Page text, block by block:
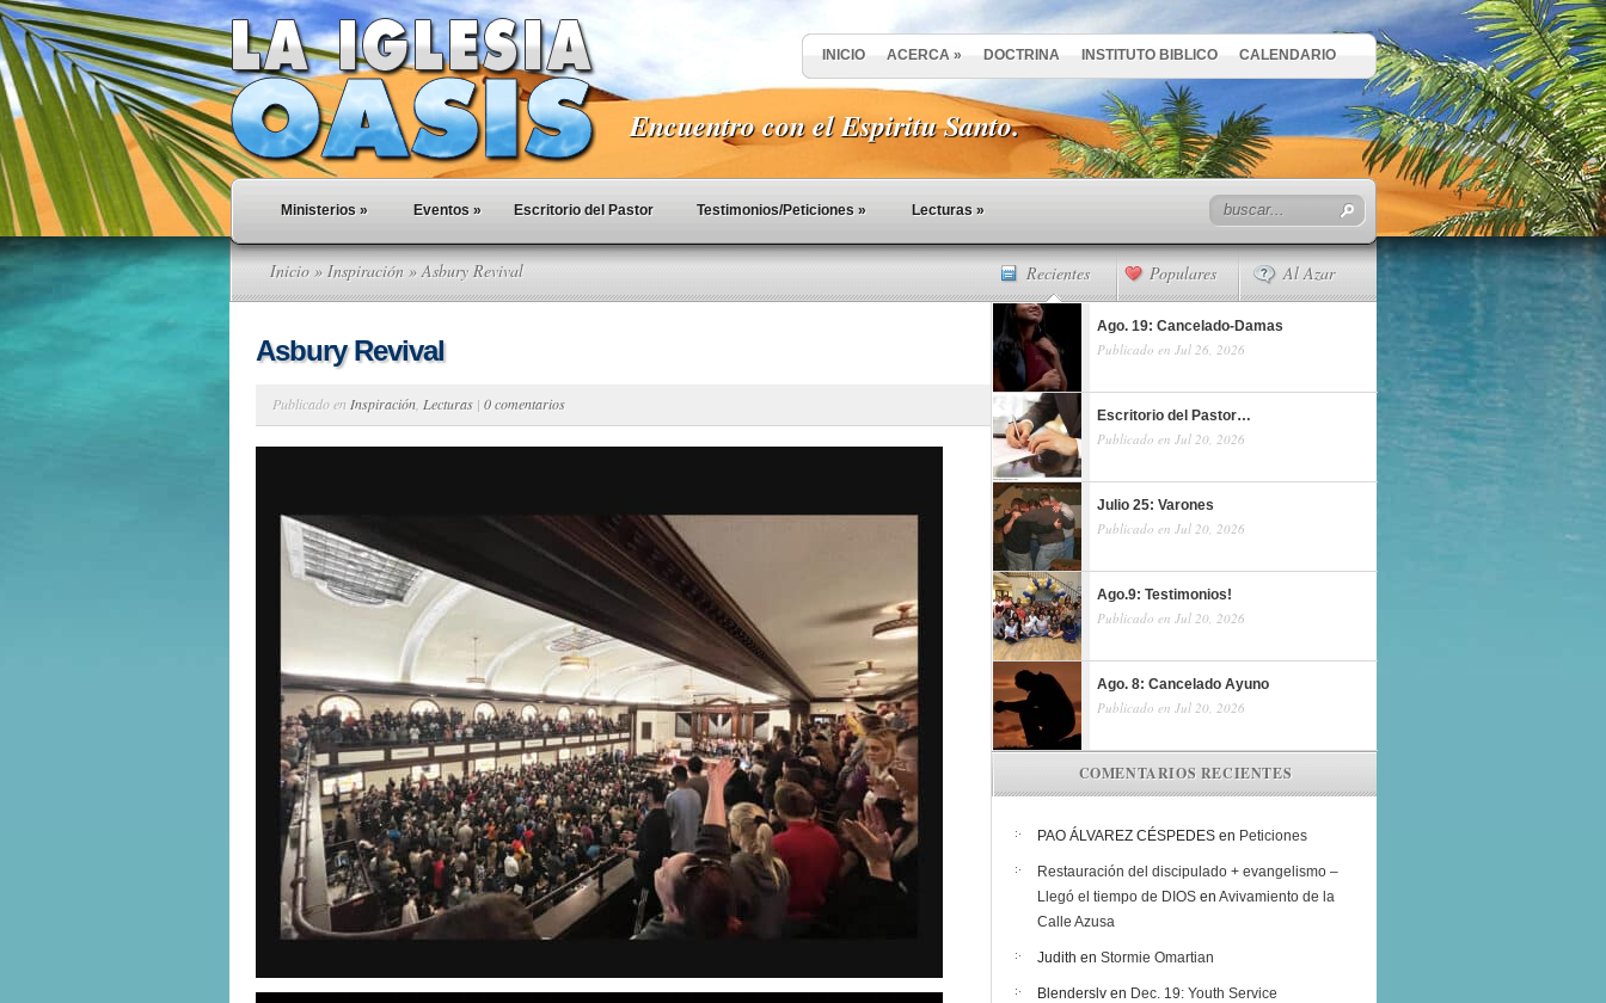
INICIO ACERCA » DOCTRINA INSTITUTO BIBLICO CALENDARIO
Encuentro con el Espiritu Santo.
Ministerios » Eventos » Escritorio del Pastor Testimonios/Peticiones » Lecturas »
Inicio » Inspiración » Asbury Revival
Asbury Revival
Publicado en Inspiración Lecturas | 0 comentarios
Recientes Populares Al Azar
Ago. 19: Cancelado-Damas
Publicado en Jul 26, 2026
Escritorio del Pastor…
Publicado en Jul 20, 2026
Julio 25: Varones
Publicado en Jul 20, 2026
Ago.9: Testimonios!
Publicado en Jul 20, 2026
Ago. 8: Cancelado Ayuno
Publicado en Jul 20, 2026
COMENTARIOS RECIENTES
PAO ÁLVAREZ CÉSPEDES en Peticiones
Restauración del discipulado + evangelismo –
Llegó el tiempo de DIOS en Avivamiento de la
Calle Azusa
Judith en Stormie Omartian
Blenderslv en Dec. 19: Youth Service